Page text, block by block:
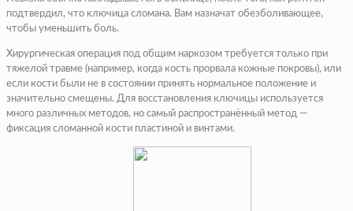
подтвердил, что ключица сломана. Вам назначат обезболивающее,
чтобы уменьшить боль.
Хирургическая операция под общим наркозом требуется только при
тяжелой травме (например, когда кость прорвала кожные покровы), или
если кости были не в состоянии принять нормальное положение и
значительно смещены. Для восстановления ключицы используется
много различных методов, но самый распространённый метод —
фиксация сломанной кости пластиной и винтами.